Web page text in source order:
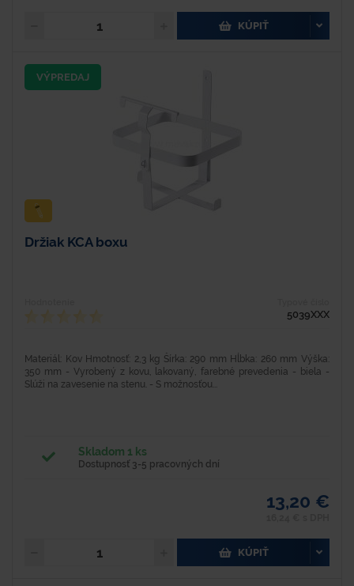
KÚPIŤ
VÝPREDAJ
Držiak KCA boxu
5039XXX
Materiál: Kov Hmotnosť: 2,3 kg Šírka: 290 mm Hĺbka: 260 mm Výška:
350 mm - Vyrobený z kovu, lakovaný, farebné prevedenia - biela -
Slúži na zavesenie na stenu. - S možnosťou...
Skladom 1 ks
Dostupnosť 3-5 pracovných dní
13,20 €
KÚPIŤ